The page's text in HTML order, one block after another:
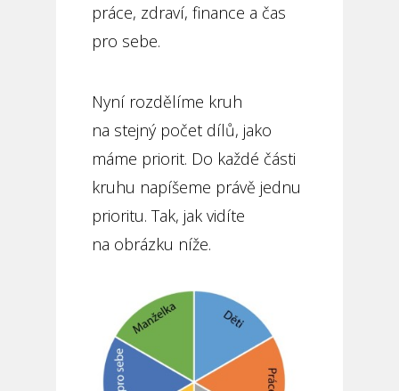
práce, zdraví, finance a čas
pro sebe.
Nyní rozdělíme kruh
na stejný počet dílů, jako
máme priorit. Do každé části
kruhu napíšeme právě jednu
prioritu. Tak, jak vidíte
na obrázku níže.